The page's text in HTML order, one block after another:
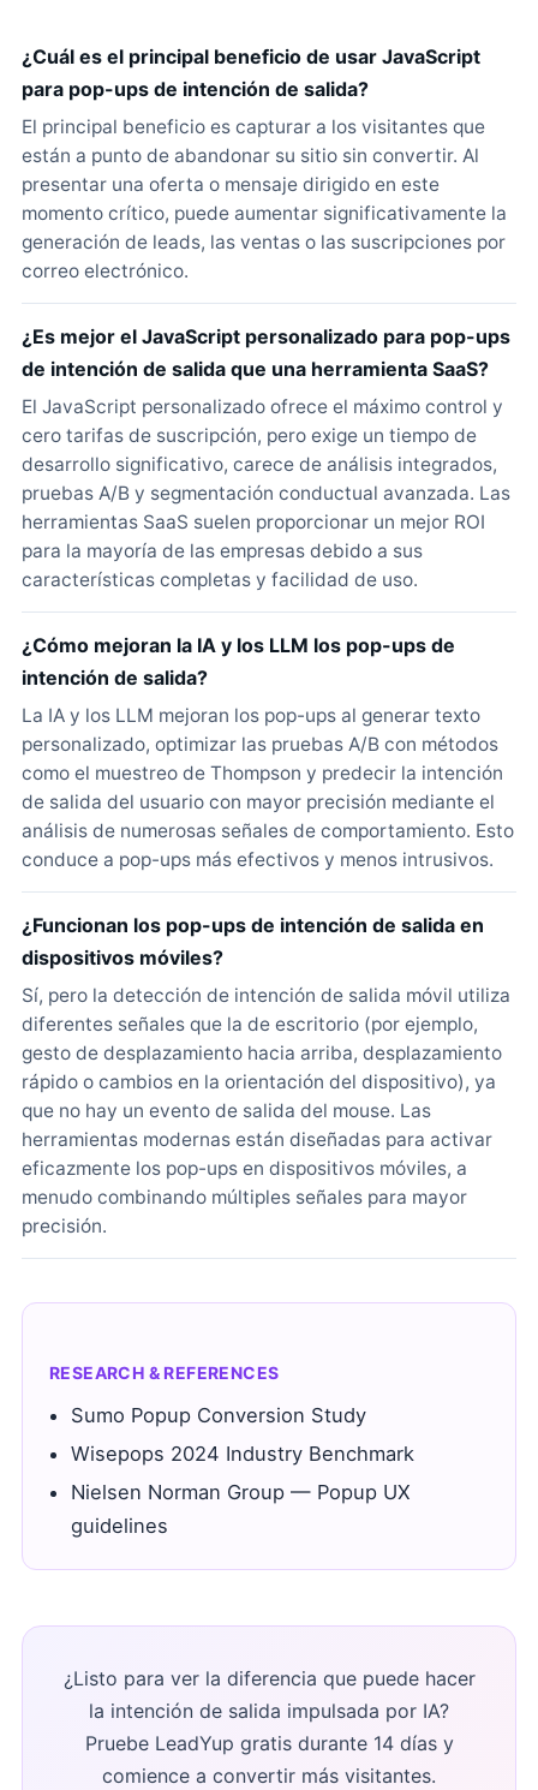
¿Cuál es el principal beneficio de usar JavaScript
para pop-ups de intención de salida?
El principal beneficio es capturar a los visitantes que
están a punto de abandonar su sitio sin convertir. Al
presentar una oferta o mensaje dirigido en este
momento crítico, puede aumentar significativamente la
generación de leads, las ventas o las suscripciones por
correo electrónico.
¿Es mejor el JavaScript personalizado para pop-ups
de intención de salida que una herramienta SaaS?
El JavaScript personalizado ofrece el máximo control y
cero tarifas de suscripción, pero exige un tiempo de
desarrollo significativo, carece de análisis integrados,
pruebas A/B y segmentación conductual avanzada. Las
herramientas SaaS suelen proporcionar un mejor ROI
para la mayoría de las empresas debido a sus
características completas y facilidad de uso.
¿Cómo mejoran la IA y los LLM los pop-ups de
intención de salida?
La IA y los LLM mejoran los pop-ups al generar texto
personalizado, optimizar las pruebas A/B con métodos
como el muestreo de Thompson y predecir la intención
de salida del usuario con mayor precisión mediante el
análisis de numerosas señales de comportamiento. Esto
conduce a pop-ups más efectivos y menos intrusivos.
¿Funcionan los pop-ups de intención de salida en
dispositivos móviles?
Sí, pero la detección de intención de salida móvil utiliza
diferentes señales que la de escritorio (por ejemplo,
gesto de desplazamiento hacia arriba, desplazamiento
rápido o cambios en la orientación del dispositivo), ya
que no hay un evento de salida del mouse. Las
herramientas modernas están diseñadas para activar
eficazmente los pop-ups en dispositivos móviles, a
menudo combinando múltiples señales para mayor
precisión.
RESEARCH & REFERENCES
Sumo Popup Conversion Study
Wisepops 2024 Industry Benchmark
Nielsen Norman Group — Popup UX
guidelines
¿Listo para ver la diferencia que puede hacer
la intención de salida impulsada por IA?
Pruebe LeadYup gratis durante 14 días y
comience a convertir más visitantes.